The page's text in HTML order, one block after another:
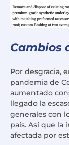
Cambios
Por desgracia,
pandemia de
aumentado
llegado la
generales con
país. Así que la
afectada por